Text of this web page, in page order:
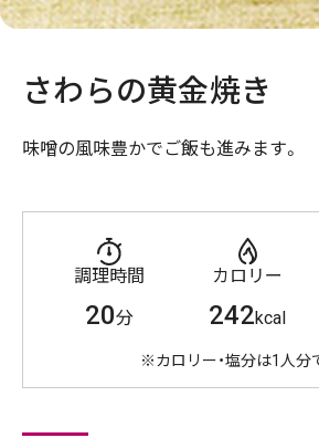
さわらの黄金焼き
味噌の風味豊かでご飯も進みます。
調理時間
20分
カロリー
242kcal
※カロリー・塩分は1人分